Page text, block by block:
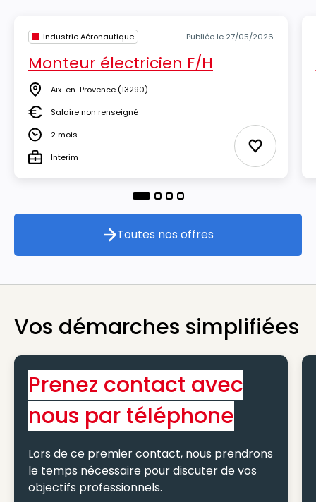
Industrie Aéronautique Publiée le 27/05/2026
Monteur électricien F/H
Lieu Aix-en-Provence (13290)
SalaireSalaire non renseigné
Durée2 mois
TypeInterim Ajouter
Toutes nos offres
Toutes nos offres
Vos démarches simplifiées
Prenez contact avec
nous par téléphone
Lors de ce premier contact, nous prendrons
le temps nécessaire pour discuter de vos
objectifs professionnels.